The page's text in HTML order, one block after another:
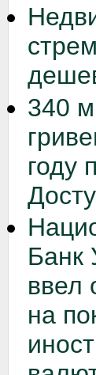
340
году
Банк
ввел
на